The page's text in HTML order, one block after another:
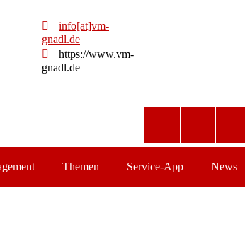
info[at]vm-
gnadl.de
https://www.vm-
gnadl.de
Themen Service-App News